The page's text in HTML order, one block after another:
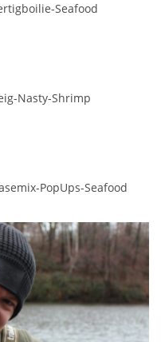
Seafood
Nasty-Shrimp
PopUps-Seafood